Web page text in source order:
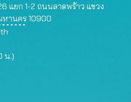
แยก 1-2 ถนนลาดพร้าว แขวง
หานคร 10900
น.)